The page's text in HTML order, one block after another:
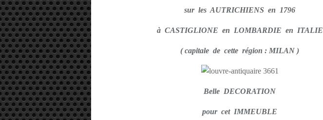
sur les AUTRICHIENS en 1796
à CASTIGLIONE en LOMBARDIE en ITALIE
( capitale de cette région : MILAN )
Belle DECORATION
pour cet IMMEUBLE